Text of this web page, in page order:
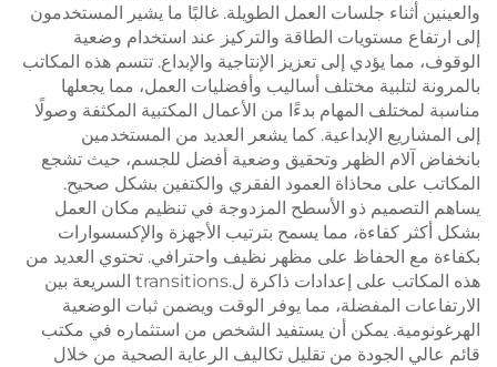
والعينين أثناء جلسات العمل الطويلة. غالبًا ما يشير المستخدمون
إلى ارتفاع مستويات الطاقة والتركيز عند استخدام وضعية
الوقوف، مما يؤدي إلى تعزيز الإنتاجية والإبداع. تتسم هذه المكاتب
بالمرونة لتلبية مختلف أساليب وأفضليات العمل، مما يجعلها
مناسبة لمختلف المهام بدءًا من الأعمال المكتبية المكثفة وصولًا
إلى المشاريع الإبداعية. كما يشعر العديد من المستخدمين
بانخفاض آلام الظهر وتحقيق وضعية أفضل للجسم، حيث تشجع
المكاتب على محاذاة العمود الفقري والكتفين بشكل صحيح.
يساهم التصميم ذو الأسطح المزدوجة في تنظيم مكان العمل
بشكل أكثر كفاءة، مما يسمح بترتيب الأجهزة والإكسسوارات
بكفاءة مع الحفاظ على مظهر نظيف واحترافي. تحتوي العديد من
هذه المكاتب على إعدادات ذاكرة ل.transitions السريعة بين
الارتفاعات المفضلة، مما يوفر الوقت ويضمن ثبات الوضعية
الهرغونومية. يمكن أن يستفيد الشخص من استثماره في مكتب
قائم عالي الجودة من تقليل تكاليف الرعاية الصحية من خلال